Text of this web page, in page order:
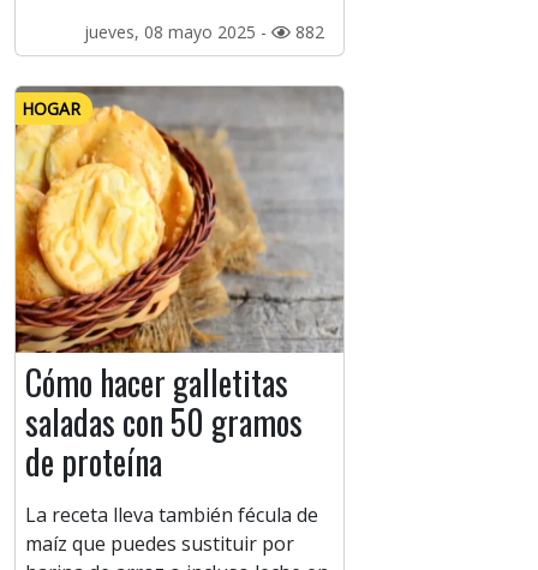
jueves, 08 mayo 2025 - 882
HOGAR
Cómo hacer galletitas
saladas con 50 gramos
de proteína
La receta lleva también fécula de
maíz que puedes sustituir por